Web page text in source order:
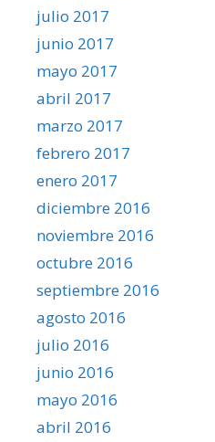
julio 2017
junio 2017
mayo 2017
abril 2017
marzo 2017
febrero 2017
enero 2017
diciembre 2016
noviembre 2016
octubre 2016
septiembre 2016
agosto 2016
julio 2016
junio 2016
mayo 2016
abril 2016